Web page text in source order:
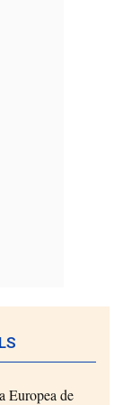
Europea de